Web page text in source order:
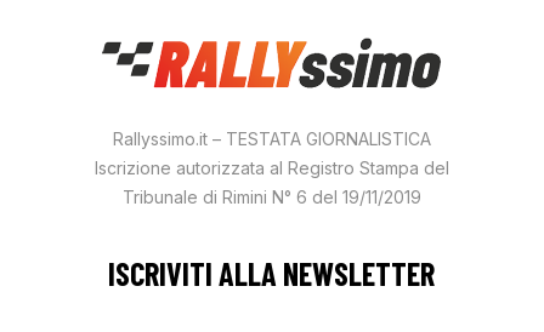
Rallyssimo.it – TESTATA GIORNALISTICA
Iscrizione autorizzata al Registro Stampa del
Tribunale di Rimini N° 6 del 19/11/2019
ISCRIVITI ALLA NEWSLETTER